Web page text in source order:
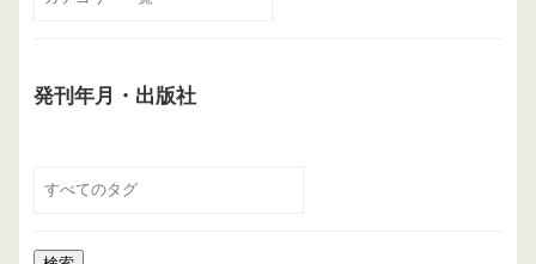
発刊年月・出版社